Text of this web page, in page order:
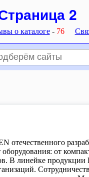
2
о каталоге- 76
от
В линейке